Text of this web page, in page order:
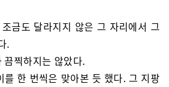
금도 달라지지 않은 그 자리에서 그
.
끔찍하지는 않았다.
를 한 번씩은 맞아본 듯 했다. 그 지팡